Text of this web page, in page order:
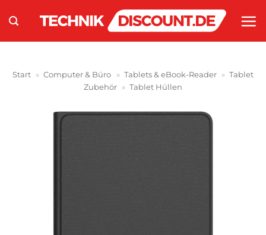
Inhalt
springen
Start » Computer & Büro » Tablets & eBook-Reader » Tablet
Zubehör » Tablet Hüllen